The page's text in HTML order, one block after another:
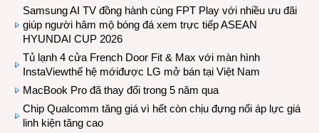
Samsung AI TV đồng hành cùng FPT Play với nhiều ưu đãi
giúp người hâm mộ bóng đá xem trực tiếp ASEAN
HYUNDAI CUP 2026
Tủ lạnh 4 cửa French Door Fit & Max với màn hình
InstaViewthế hệ mớiđược LG mở bán tại Việt Nam
MacBook Pro đã thay đổi trong 5 năm qua
Chip Qualcomm tăng giá vì hết còn chịu đựng nổi áp lực giá
linh kiện tăng cao